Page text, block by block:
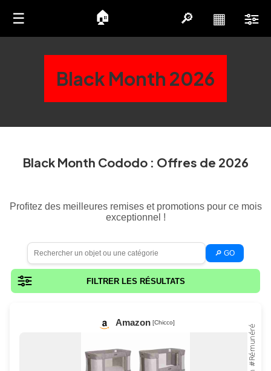
Black Month 2026
Black Month Cododo : Offres de 2026
Profitez des meilleures remises et promotions pour ce mois
exceptionnel !
🔎 GO
☰ 🏠 🔎 ▦
FILTRER LES RÉSULTATS
Amazon [Chicco]